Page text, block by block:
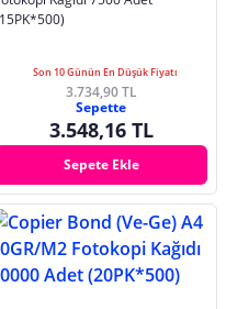
Son 10 Günün En Düşük Fiyatı
3.734,90 TL
Sepette
3.548,16 TL
Sepete Ekle